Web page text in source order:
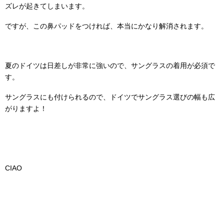
ズレが起きてしまいます。
ですが、この鼻パッドをつければ、本当にかなり解消されます。
夏のドイツは日差しが非常に強いので、サングラスの着用が必須で
す。
サングラスにも付けられるので、ドイツでサングラス選びの幅も広
がりますよ！
CIAO